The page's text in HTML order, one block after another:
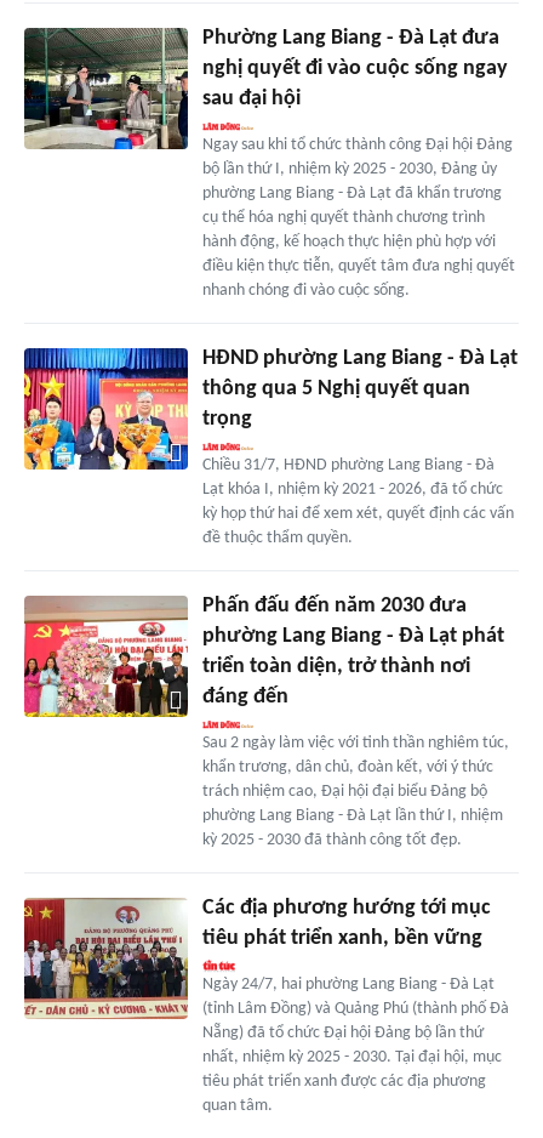
Phường Lang Biang - Ðà Lạt đưa
nghị quyết đi vào cuộc sống ngay
sau đại hội
Ngay sau khi tổ chức thành công Đại hội Đảng
bộ lần thứ I, nhiệm kỳ 2025 - 2030, Đảng ủy
phường Lang Biang - Đà Lạt đã khẩn trương
cụ thể hóa nghị quyết thành chương trình
hành động, kế hoạch thực hiện phù hợp với
điều kiện thực tiễn, quyết tâm đưa nghị quyết
nhanh chóng đi vào cuộc sống.
HĐND phường Lang Biang - Đà Lạt
thông qua 5 Nghị quyết quan
trọng
Chiều 31/7, HĐND phường Lang Biang - Đà
Lạt khóa I, nhiệm kỳ 2021 - 2026, đã tổ chức
kỳ họp thứ hai để xem xét, quyết định các vấn
đề thuộc thẩm quyền.
Phấn đấu đến năm 2030 đưa
phường Lang Biang - Đà Lạt phát
triển toàn diện, trở thành nơi
đáng đến
Sau 2 ngày làm việc với tinh thần nghiêm túc,
khẩn trương, dân chủ, đoàn kết, với ý thức
trách nhiệm cao, Đại hội đại biểu Đảng bộ
phường Lang Biang - Đà Lạt lần thứ I, nhiệm
kỳ 2025 - 2030 đã thành công tốt đẹp.
Các địa phương hướng tới mục
tiêu phát triển xanh, bền vững
Ngày 24/7, hai phường Lang Biang - Đà Lạt
(tỉnh Lâm Đồng) và Quảng Phú (thành phố Đà
Nẵng) đã tổ chức Đại hội Đảng bộ lần thứ
nhất, nhiệm kỳ 2025 - 2030. Tại đại hội, mục
tiêu phát triển xanh được các địa phương
quan tâm.